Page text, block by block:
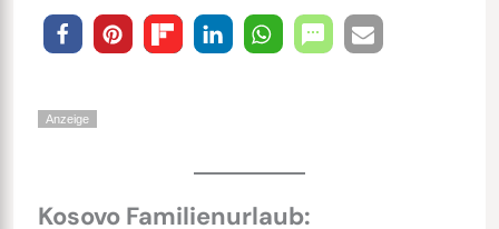
Anzeige
Kosovo Familienurlaub: